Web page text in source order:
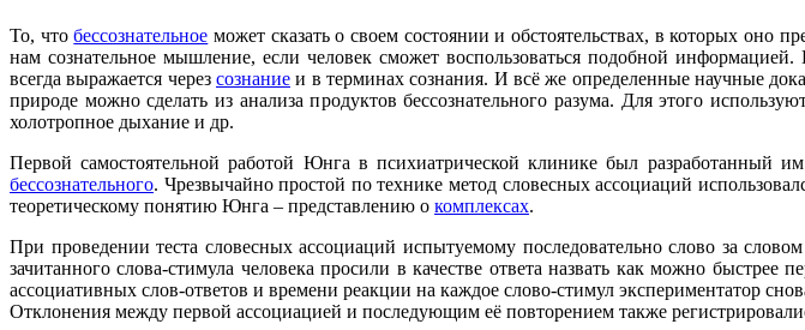
То, чтобессознательное может сказать о своем состоянии и обстоятельствах, в которых оно
нам сознательное мышление, если человек сможет воспользоваться подобной
всегда выражается через сознание и в терминах сознания. И всё же определенные научные
природе можно сделать из анализа продуктов бессознательного разума. Для этого
холотропное дыхание и др.
Первой самостоятельной работой Юнга в психиатрической клинике был разработанный
бессознательного. Чрезвычайно простой по технике метод словесных ассоциаций
теоретическому понятию Юнга – представлению о комплексах.
При проведении теста словесных ассоциаций испытуемому последовательно слово за
зачитанного слова-стимула человека просили в качестве ответа назвать как можно
ассоциативных слов-ответов и времени реакции на каждое слово-стимул экспериментатор
Отклонения между первой ассоциацией и последующим её повторением также